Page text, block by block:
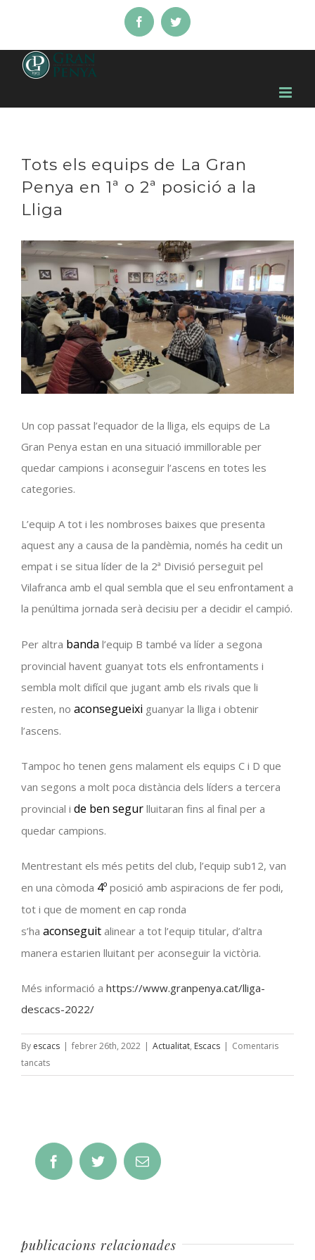
content
FacebookTwitter
Tots els equips de La Gran
Penya en 1ª o 2ª posició a la
Lliga
View
Larger
Image
Un cop passat l’equador de la lliga, els equips de La
Gran Penya estan en una situació immillorable per
quedar campions i aconseguir l’ascens en totes les
categories.
L’equip A tot i les nombroses baixes que presenta
aquest any a causa de la pandèmia, només ha cedit un
empat i se situa líder de la 2ª Divisió perseguit pel
Vilafranca amb el qual sembla que el seu enfrontament a
la penúltima jornada serà decisiu per a decidir el campió.
Per altra banda l’equip B també va líder a segona
provincial havent guanyat tots els enfrontaments i
sembla molt difícil que jugant amb els rivals que li
resten, no aconsegueixi guanyar la lliga i obtenir
l’ascens.
Tampoc ho tenen gens malament els equips C i D que
van segons a molt poca distància dels líders a tercera
provincial i de ben segur lluitaran fins al final per a
quedar campions.
Mentrestant els més petits del club, l’equip sub12, van
en una còmoda 4º posició amb aspiracions de fer podi,
tot i que de moment en cap ronda
s’ha aconseguit alinear a tot l’equip titular, d’altra
manera estarien lluitant per aconseguir la victòria.
Més informació a https://www.granpenya.cat/lliga-
descacs-2022/
By escacs | febrer 26th, 2022 | Actualitat, Escacs | Comentaris
tancatsa
Tots
La
Gran
Penya
2ª
FacebookTwitter Email
publicacions relacionades